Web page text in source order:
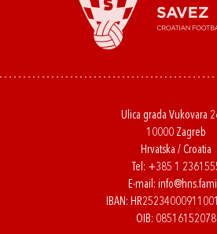
Ulica grada Vukovara
10000 Zagreb
Hrvatska / Croatia
Tel: +385 1
E-mail:
IBAN:
OIB: 08516152078